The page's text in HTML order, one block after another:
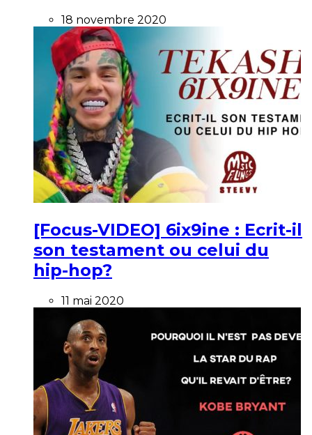
18 novembre 2020
[Focus-VIDEO] 6ix9ine : Ecrit-il
son testament ou celui du
hip-hop?
11 mai 2020